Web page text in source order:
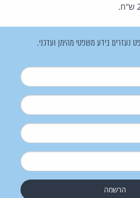
נעזרים בידע משפטי מהימן ועדכני.